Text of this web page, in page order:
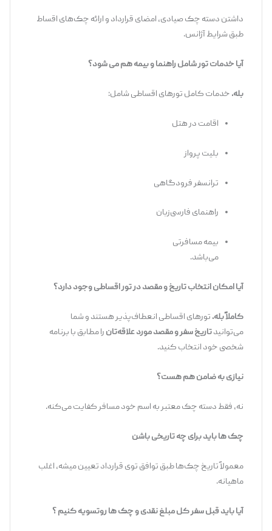
داشتن دسته چک صیادی، امضای قرارداد و ارائه چک‌های اقساط
طبق شرایط آژانس.
آیا خدمات تور شامل راهنما و بیمه هم می شود؟
خدمات کامل تورهای اقساطی شامل:
اقامت در هتل
بلیت پرواز
ترانسفر فرودگاهی
راهنمای فارسی‌زبان
بیمه مسافرتی
می‌باشد.
آیا امکان انتخاب تاریخ و مقصد در تور اقساطی وجود دارد؟
کاملاً بله.تورهای اقساطی انعطاف‌پذیر هستند و شما
می‌توانیدتاریخ سفر و مقصد مورد علاقه‌تانرا مطابق با برنامه
شخصی خود انتخاب کنید.
نیازی به ضامن هم هست؟
نه، فقط دسته چک معتبر به اسم خود مسافر کفایت می‌کنه.
چک ها باید برای چه تاریخی باشن
معمولاً تاریخ چک‌ها طبق توافق توی قرارداد تعیین میشه، اغلب
ماهیانه.
آیا باید قبل سفر کل مبلغ نقدی و چک ها روتسویه کنیم ؟